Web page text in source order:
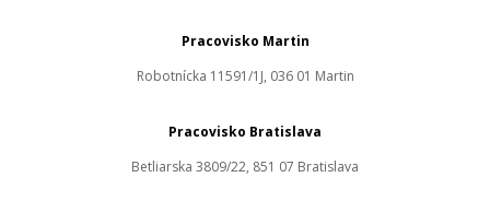
Pracovisko Martin
Robotnícka 11591/1J, 036 01 Martin
Pracovisko Bratislava
Betliarska 3809/22, 851 07 Bratislava